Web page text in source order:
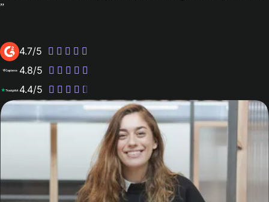
4.7/5
4.8/5
4.4/5